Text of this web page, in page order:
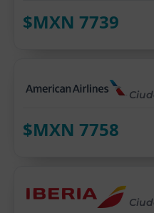
$MXN 7739
$MXN 7758